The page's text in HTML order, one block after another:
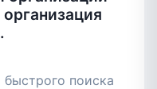
поиска